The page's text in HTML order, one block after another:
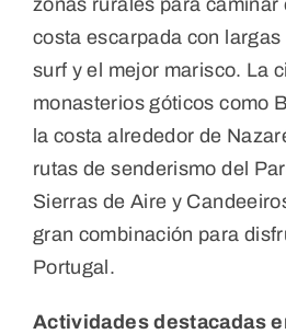
costa escarpada con
surf y el mejor marisco. La
monasterios góticos como
la costa alrededor de
rutas de senderismo del
Sierras de Aire y
gran combinación para
Portugal.
Actividades destacadas